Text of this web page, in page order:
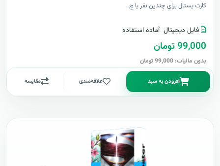
كارت پستال براي چندين نفر يا چ..
فایل دیجیتال آماده استفاده
99,000 تومان
بدون مالیات: 99,000 تومان
افزودن به سبد علاقه‌مندی مقایسه